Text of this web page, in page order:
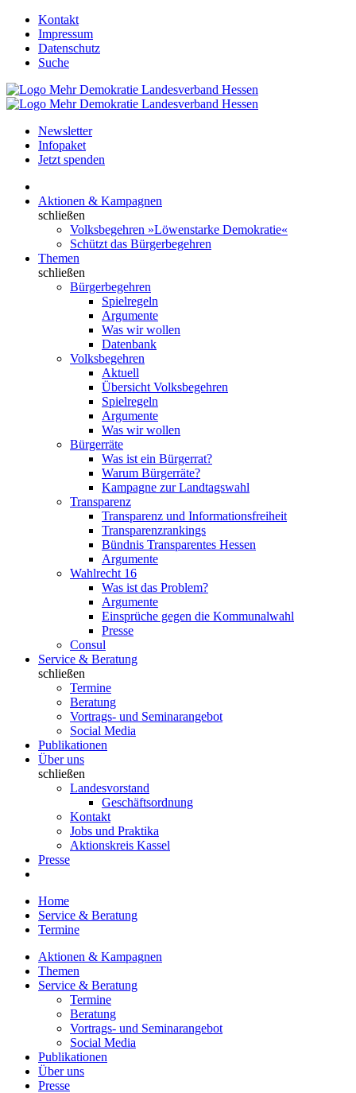
Kontakt
Impressum
Datenschutz
Suche
Newsletter
Infopaket
Jetzt spenden
Aktionen & Kampagnen
schließen
Volksbegehren »Löwenstarke Demokratie«
Schützt das Bürgerbegehren
Themen
schließen
Bürgerbegehren
Spielregeln
Argumente
Was wir wollen
Datenbank
Volksbegehren
Aktuell
Übersicht Volksbegehren
Spielregeln
Argumente
Was wir wollen
Bürgerräte
Was ist ein Bürgerrat?
Warum Bürgerräte?
Kampagne zur Landtagswahl
Transparenz
Transparenz und Informationsfreiheit
Transparenzrankings
Bündnis Transparentes Hessen
Argumente
Wahlrecht 16
Was ist das Problem?
Argumente
Einsprüche gegen die Kommunalwahl
Presse
Consul
Service & Beratung
schließen
Termine
Beratung
Vortrags- und Seminarangebot
Social Media
Publikationen
Über uns
schließen
Landesvorstand
Geschäftsordnung
Kontakt
Jobs und Praktika
Aktionskreis Kassel
Presse
Home
Service & Beratung
Termine
Aktionen & Kampagnen
Themen
Service & Beratung
Termine
Beratung
Vortrags- und Seminarangebot
Social Media
Publikationen
Über uns
Presse